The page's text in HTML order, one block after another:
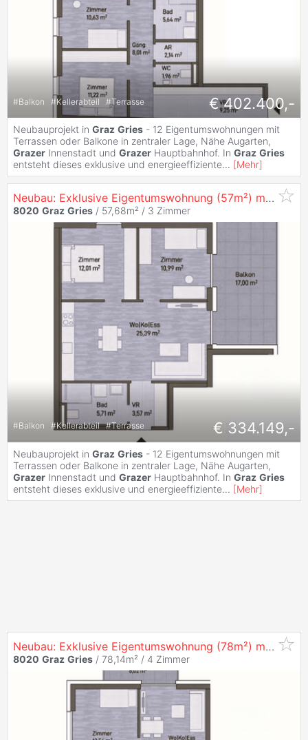
#Balkon #Kellerabteil #Terrasse € 402.400,-
Neubauprojekt in Graz Gries - 12 Eigentumswohnungen mit
Terrassen oder Balkone in zentraler Lage, Nähe Augarten,
Grazer Innenstadt und Grazer Hauptbahnhof. In Graz Gries
entsteht dieses exklusive und energieeffiziente... [Mehr]
Neubau: Exklusive Eigentumswohnung (57m²) mit Balkon in zentraler Lage in
8020 Graz Gries / 57,68m² / 3 Zimmer
#Balkon #Kellerabteil #Terrasse € 334.149,-
Neubauprojekt in Graz Gries - 12 Eigentumswohnungen mit
Terrassen oder Balkone in zentraler Lage, Nähe Augarten,
Grazer Innenstadt und Grazer Hauptbahnhof. In Graz Gries
entsteht dieses exklusive und energieeffiziente... [Mehr]
Neubau: Exklusive Eigentumswohnung (78m²) mit Balkon in zentraler Lage in
8020 Graz Gries / 78,14m² / 4 Zimmer